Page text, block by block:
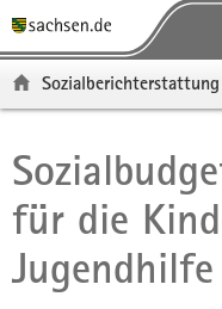
t
ü
b
e
r
g
t
n
a
v
i
g
p
n
h
a
l
t
t
-
B
e
r
e
Sozialberichterstattung
Hauptinhalt
für die
Jugendhilfe